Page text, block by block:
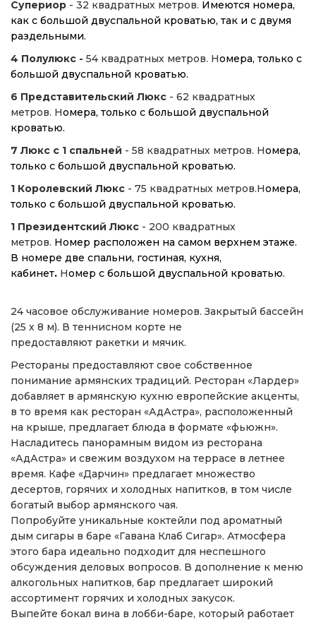
Супериор - 32 квадратных метров. Имеются номера,
как с большой двуспальной кроватью, так и с двумя
раздельными.
4 Полулюкс - 54 квадратных метров. Номера, только с
большой двуспальной кроватью.
6 Представительский Люкс - 62 квадратных
метров. Номера, только с большой двуспальной
кроватью.
7 Люкс с 1 спальней - 58 квадратных метров. Номера,
только с большой двуспальной кроватью.
1 Королевский Люкс - 75 квадратных метров.Номера,
только с большой двуспальной кроватью.
1 Президентский Люкс - 200 квадратных
метров. Номер расположен на самом верхнем этаже.
В номере две спальни, гостиная, кухня,
кабинет. Номер с большой двуспальной кроватью.
24 часовое обслуживание номеров. Закрытый бассейн
(25 х 8 м). В теннисном корте не
предоставляют ракетки и мячик.
Рестораны предоставляют свое собственное
понимание армянских традиций. Ресторан «Лардер»
добавляет в армянскую кухню европейские акценты,
в то время как ресторан «АдАстра», расположенный
на крыше, предлагает блюда в формате «фьюжн».
Насладитесь панорамным видом из ресторана
«АдАстра» и свежим воздухом на террасе в летнее
время. Кафе «Дарчин» предлагает множество
десертов, горячих и холодных напитков, в том числе
богатый выбор армянского чая.
Попробуйте уникальные коктейли под ароматный
дым сигары в баре «Гавана Клаб Сигар». Атмосфера
этого бара идеально подходит для неспешного
обсуждения деловых вопросов. В дополнение к меню
алкогольных напитков, бар предлагает широкий
ассортимент горячих и холодных закусок.
Выпейте бокал вина в лобби-баре, который работает